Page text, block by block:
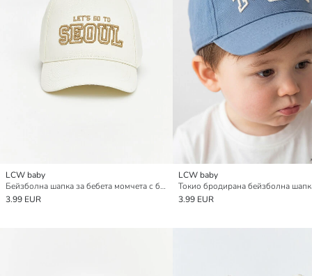
LCW baby
Бейзболна шапка за бебета момчета с бродирани букви
3.99 EUR
LCW baby
3.99 EUR